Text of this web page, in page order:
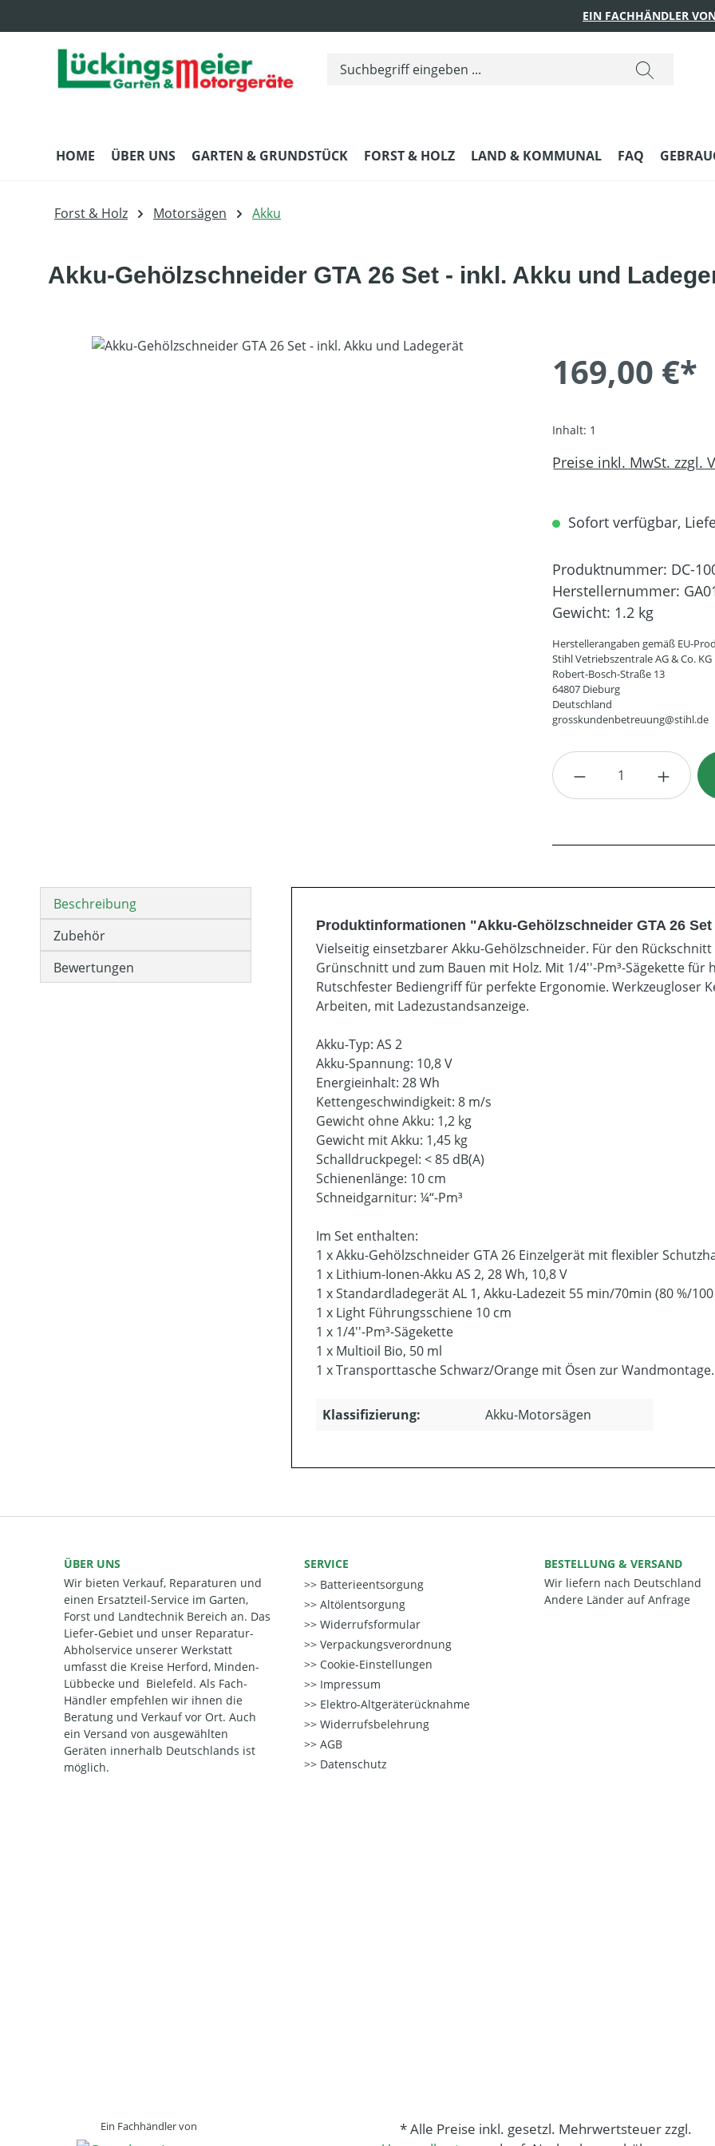
EIN FACHHÄNDLER
HOME ÜBER UNS GARTEN & GRUNDSTÜCK FORST & HOLZ LAND & KOMMUNAL FAQ
Forst & Holz Motorsägen Akku
Akku-Gehölzschneider GTA 26 Set - inkl. Akku und
Bildergalerie überspringen
169,00 €*
Inhalt: 1
Preise inkl. MwSt. zzgl.
Sofort verfügbar,
Produktnummer: DC-
Herstellernummer:
Gewicht: 1.2 kg
Herstellerangaben gemäß EU-
Stihl Vetriebszentrale AG & Co. KG
Robert-Bosch-Straße 13
64807 Dieburg
Deutschland
grosskundenbetreuung@stihl.de
Produkt Anzahl:
Beschreibung
Zubehör
Bewertungen
Produktinformationen "Akku-Gehölzschneider GTA 26
Vielseitig einsetzbarer Akku-Gehölzschneider. Für den
Grünschnitt und zum Bauen mit Holz. Mit 1/4''-Pm³-Sägekette
Rutschfester Bediengriff für perfekte Ergonomie. Werkzeugloser
Arbeiten, mit Ladezustandsanzeige.
Akku-Typ: AS 2
Akku-Spannung: 10,8 V
Energieinhalt: 28 Wh
Kettengeschwindigkeit: 8 m/s
Gewicht ohne Akku: 1,2 kg
Gewicht mit Akku: 1,45 kg
Schalldruckpegel: < 85 dB(A)
Schienenlänge: 10 cm
Schneidgarnitur: ¼“-Pm³
Im Set enthalten:
1 x Akku-Gehölzschneider GTA 26 Einzelgerät mit flexibler
1 x Lithium-Ionen-Akku AS 2, 28 Wh, 10,8 V
1 x Standardladegerät AL 1, Akku-Ladezeit 55 min/70min (80 %/100
1 x Light Führungsschiene 10 cm
1 x 1/4''-Pm³-Sägekette
1 x Multioil Bio, 50 ml
1 x Transporttasche Schwarz/Orange mit Ösen zur Wandmontage.
Klassifizierung: Akku-Motorsägen
ÜBER UNS
Wir bieten Verkauf, Reparaturen und
einen Ersatzteil-Service im Garten,
Forst und Landtechnik Bereich an. Das
Liefer-Gebiet und unser Reparatur-
Abholservice unserer Werkstatt
umfasst die Kreise Herford, Minden-
Lübbecke und Bielefeld. Als Fach-
Händler empfehlen wir ihnen die
Beratung und Verkauf vor Ort. Auch
ein Versand von ausgewählten
Geräten innerhalb Deutschlands ist
möglich.
SERVICE
Batterieentsorgung
Altölentsorgung
Widerrufsformular
Verpackungsverordnung
Cookie-Einstellungen
Impressum
Elektro-Altgeräterücknahme
Widerrufsbelehrung
AGB
Datenschutz
BESTELLUNG & VERSAND
Wir liefern nach Deutschland
Andere Länder auf Anfrage
Ein Fachhändler von
* Alle Preise inkl. gesetzl. Mehrwertsteuer zzgl.